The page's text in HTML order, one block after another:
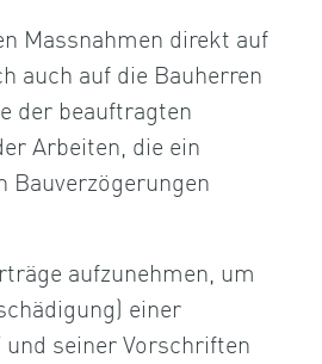
Massnahmen direkt auf
auch auf die Bauherren
der beauftragten
Arbeiten, die ein
aufzunehmen, um
einer
seiner Vorschriften